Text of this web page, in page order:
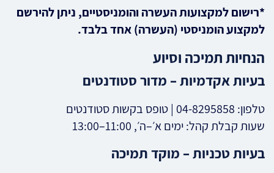
*רישום למקצועות העשרה והומניסטיים, ניתן להירשם
למקצוע הומניסטי (העשרה) אחד בלבד.
הנחיות תמיכה וסיוע
בעיות אקדמיות – מדור סטודנטים
טלפון: 04-8295858 | טופס בקשות סטודנטים
שעות קבלת קהל: ימים א׳–ה׳, 11:00–13:00
בעיות טכניות – מוקד תמיכה